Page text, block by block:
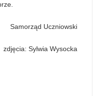
Samorząd Uczniowski
zdjęcia: Sylwia Wysocka